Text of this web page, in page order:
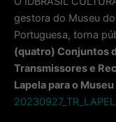
gestora do Museu
Portuguesa, torna
(quatro) Conjuntos
Transmissores e
Lapela para o